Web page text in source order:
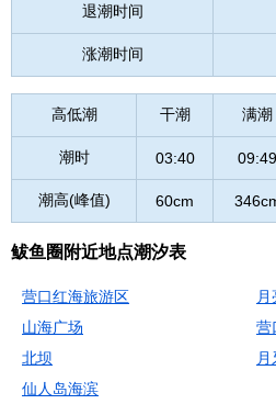
退潮时间
涨潮时间
高低潮 干潮 满潮
潮时 03:40 09:49
潮高(峰值) 60cm
鲅鱼圈附近地点潮汐表
营口红海旅游区
月
山海广场
营
北坝
仙人岛海滨